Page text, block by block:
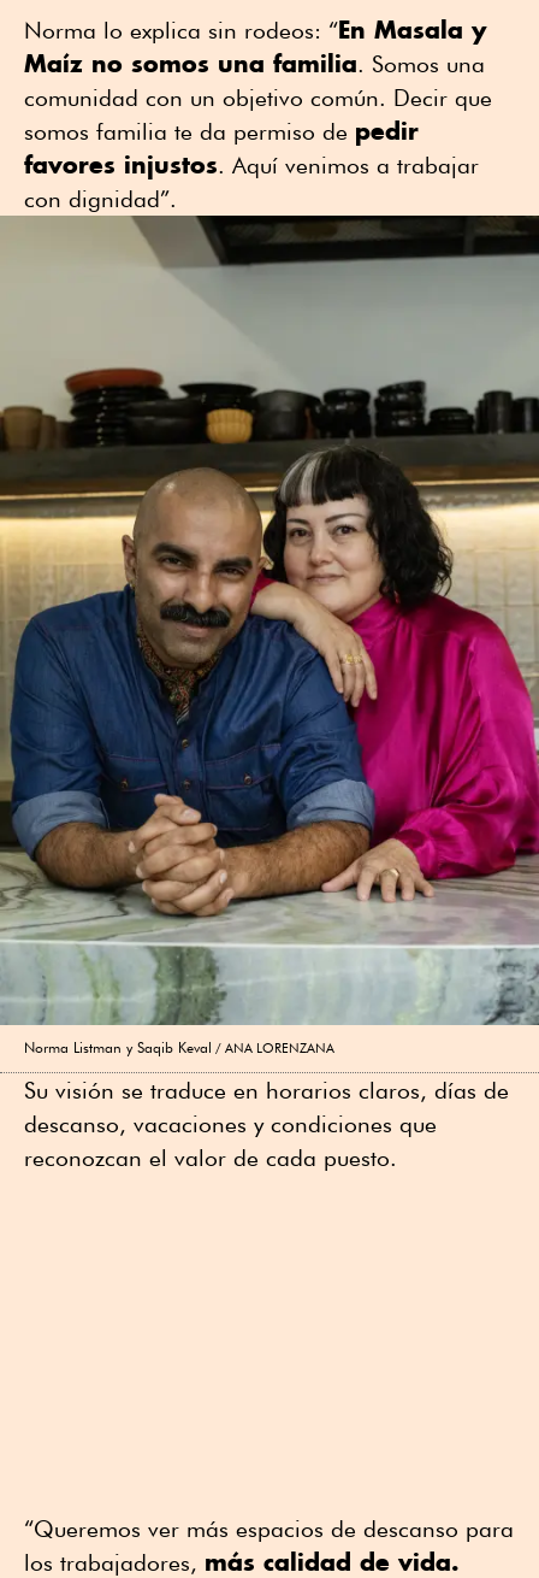
Norma lo explica sin rodeos: “En Masala y
Maíz no somos una familia. Somos una
comunidad con un objetivo común. Decir que
somos familia te da permiso de pedir
favores injustos. Aquí venimos a trabajar
con dignidad”.
Norma Listman y Saqib Keval ANA LORENZANA
Su visión se traduce en horarios claros, días de
descanso, vacaciones y condiciones que
reconozcan el valor de cada puesto.
“Queremos ver más espacios de descanso para
los trabajadores, más calidad de vida.